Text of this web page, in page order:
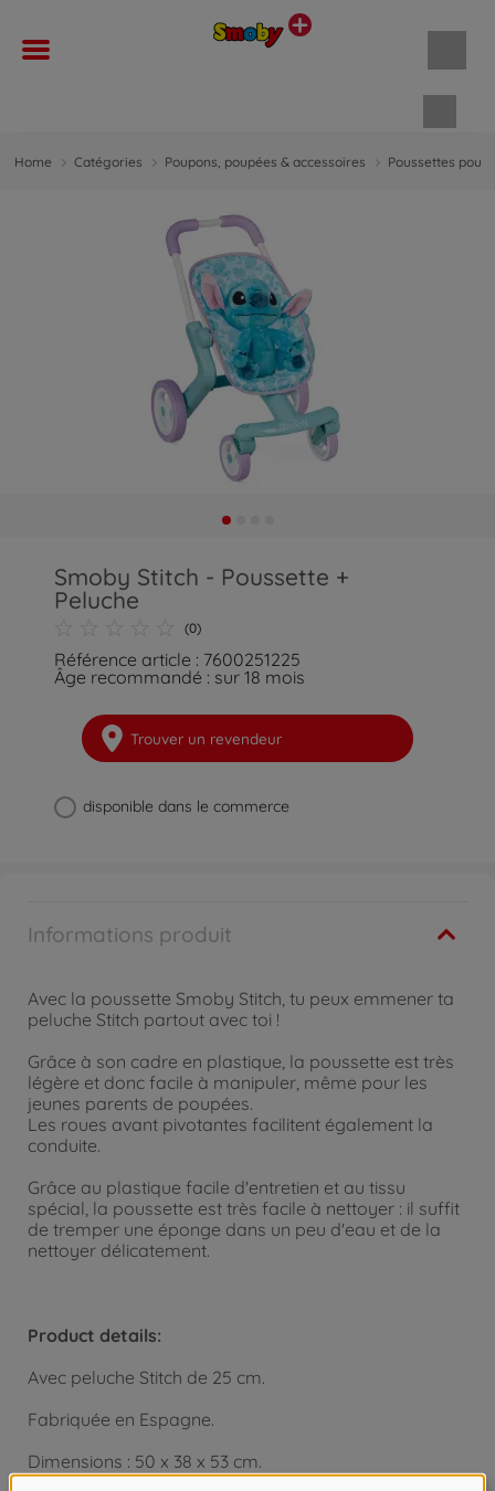
Home Catégories Poupons, poupées & accessoires Poussettes pour
Smoby Stitch - Poussette +
Peluche
(0)
Référence article : 7600251225
Âge recommandé : sur 18 mois
Trouver un revendeur
disponible dans le commerce
Informations produit
Avec la poussette Smoby Stitch, tu peux emmener ta
peluche Stitch partout avec toi !
Grâce à son cadre en plastique, la poussette est très
légère et donc facile à manipuler, même pour les
jeunes parents de poupées.
Les roues avant pivotantes facilitent également la
conduite.
Grâce au plastique facile d'entretien et au tissu
spécial, la poussette est très facile à nettoyer : il suffit
de tremper une éponge dans un peu d'eau et de la
nettoyer délicatement.
Product details:
Avec peluche Stitch de 25 cm.
Fabriquée en Espagne.
Dimensions : 50 x 38 x 53 cm.